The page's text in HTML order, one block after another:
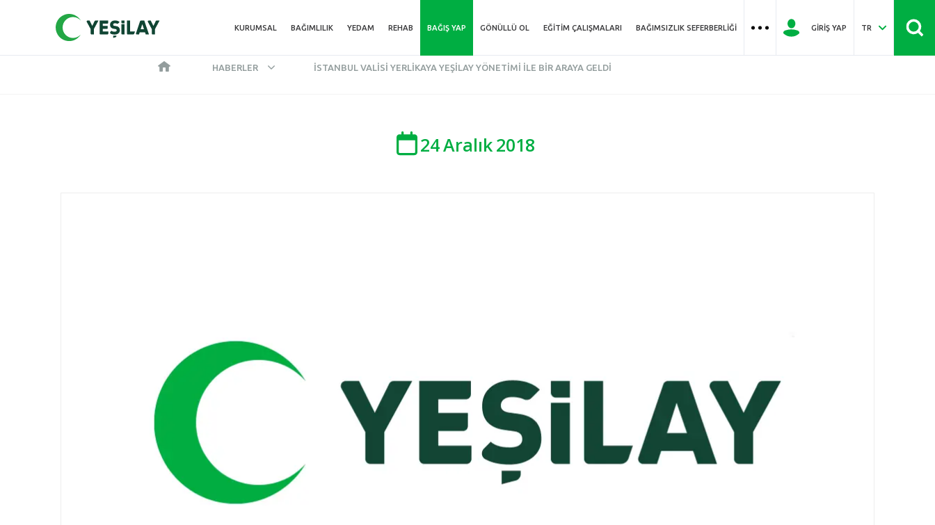
KURUMSAL BAĞIMLILIK YEDAM REHAB BAĞIŞ YAP GÖNÜLLÜ OL EĞITIM ÇALIŞMALARI BAĞIMSIZLIK SEFERBERLIĞI GIRIŞ YAP TR
HABERLER İSTANBUL VALISI YERLIKAYA YEŞILAY YÖNETIMI ILE BIR ARAYA GELDI
24Aralık2018